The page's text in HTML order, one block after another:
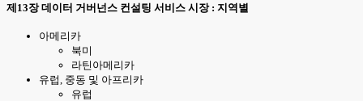
제13장 데이터 거버넌스 컨설팅 서비스 시장 : 지역별
아메리카
북미
라틴아메리카
유럽, 중동 및 아프리카
유럽